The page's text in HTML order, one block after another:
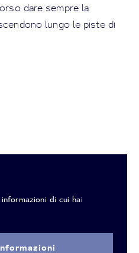
dare sempre la
lungo le piste di
di cui hai